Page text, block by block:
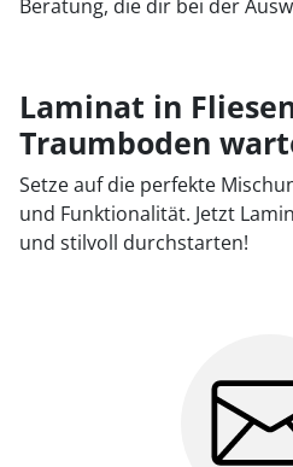
Beratung, die dir bei der
Laminat in
Traumboden
Setze auf die perfekte
und Funktionalität. Jetzt
und stilvoll durchstarten!